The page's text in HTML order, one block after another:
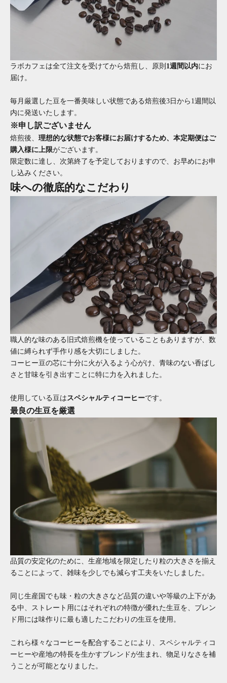
ラボカフェは全て注文を受けてから焙煎し、原則 1週間以内にお
届け。
毎月厳選した豆を一番美味しい状態である焙煎後3日から1週間以
内に発送いたします。
※申し訳ございません
焙煎後、 理想的な状態でお客様にお届けするため、本定期便はご
購入様に上限がございます。
限定数に達し、次第終了を予定しておりますので、お早めにお申
し込みください。
味への徹底的なこだわり
職人的な味のある旧式焙煎機を使っていることもありますが、数
値に縛られず手作り感を大切にしました。
コーヒー豆の芯に十分に火が入るよう心がけ、青味のない香ばし
さと甘味を引き出すことに特に力を入れました。
使用している豆は スペシャルティコーヒーです。
最良の生豆を厳選
品質の安定化のために、生産地域を限定したり粒の大きさを揃え
ることによって、雑味を少しでも減らす工夫をいたしました。
同じ生産国でも味・粒の大きさなど品質の違いや等級の上下があ
る中、ストレート用にはそれぞれの特徴が優れた生豆を、ブレン
ド用には味作りに最も適したこだわりの生豆を使用。
これら様々なコーヒーを配合することにより、スペシャルティコ
ーヒーや産地の特長を生かすブレンドが生まれ、物足りなさを補
うことが可能となりました。